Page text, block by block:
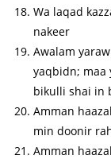
Wa laqad
nakeer
Awalam
yaqbidn; maa
bikulli shai in
Amman
min doonir
Amman